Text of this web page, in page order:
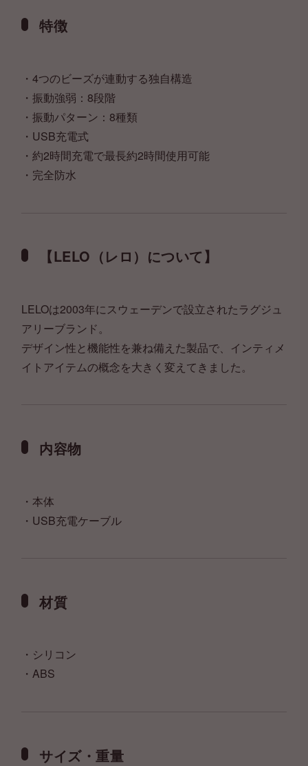
特徴
・4つのビーズが連動する独自構造
・振動強弱：8段階
・振動パターン：8種類
・USB充電式
・約2時間充電で最長約2時間使用可能
・完全防水
【LELO（レロ）について】
LELOは2003年にスウェーデンで設立されたラグジュ
アリーブランド。
デザイン性と機能性を兼ね備えた製品で、インティメ
イトアイテムの概念を大きく変えてきました。
内容物
・本体
・USB充電ケーブル
材質
・シリコン
・ABS
サイズ・重量